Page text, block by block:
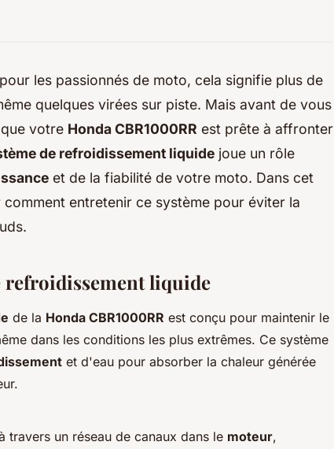
les passionnés de moto, cela signifie plus de
quelques virées sur piste. Mais avant de vous
votre Honda CBR1000RR est prête à affronter
de refroidissement liquide joue un rôle
et de la fiabilité de votre moto. Dans cet
entretenir ce système pour éviter la
refroidissement liquide
de la Honda CBR1000RR est conçu pour maintenir le
dans les conditions les plus extrêmes. Ce système
et d'eau pour absorber la chaleur générée
travers un réseau de canaux dans le moteur,